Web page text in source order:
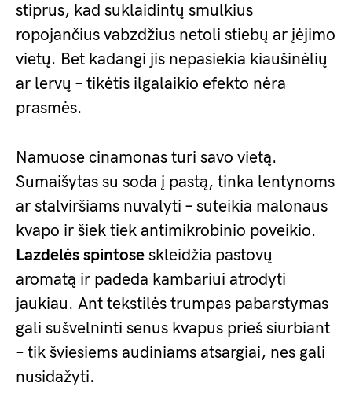
stiprus, kad suklaidintų smulkius
ropojančius vabzdžius netoli stiebų ar įėjimo
vietų. Bet kadangi jis nepasiekia kiaušinėlių
ar lervų – tikėtis ilgalaikio efekto nėra
prasmės.
Namuose cinamonas turi savo vietą.
Sumaišytas su soda į pastą, tinka lentynoms
ar stalviršiams nuvalyti – suteikia malonaus
kvapo ir šiek tiek antimikrobinio poveikio.
Lazdelės spintose skleidžia pastovų
aromatą ir padeda kambariui atrodyti
jaukiau. Ant tekstilės trumpas pabarstymas
gali sušvelninti senus kvapus prieš siurbiant
– tik šviesiems audiniams atsargiai, nes gali
nusidažyti.